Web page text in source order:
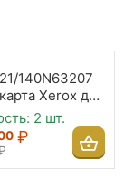
140N63207
Xerox для
2 шт.
₽